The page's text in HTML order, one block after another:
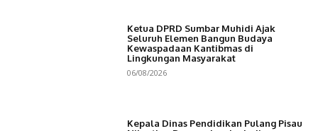
Ketua DPRD Sumbar Muhidi Ajak
Seluruh Elemen Bangun Budaya
Kewaspadaan Kantibmas di
Lingkungan Masyarakat
06/08/2026
Kepala Dinas Pendidikan Pulang Pisau